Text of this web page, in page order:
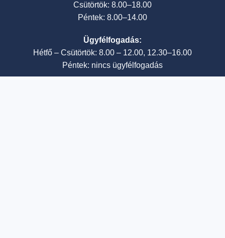
Csütörtök: 8.00–18.00
Péntek: 8.00–14.00
Ügyfélfogadás:
Hétfő – Csütörtök: 8.00 – 12.00, 12.30–16.00
Péntek: nincs ügyfélfogadás